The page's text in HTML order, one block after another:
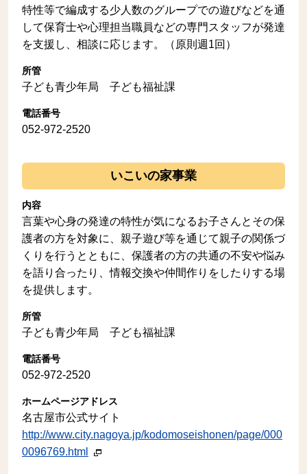
特性等で編成する少人数のグループでの遊びなどを通
して保育士や心理担当職員などの専門スタッフが発達
を支援し、相談に応じます。（原則週1回）
所管
子ども青少年局 子ども福祉課
電話番号
052-972-2520
いこいの家事業
内容
言葉や心身の発達の特性が気になるお子さんとその保
護者の方を対象に、親子遊び等を通じて親子の関係づ
くりを行うとともに、保護者の方の共通の不安や悩み
を語り合ったり、情報交換や仲間作りをしたりする場
を提供します。
所管
子ども青少年局 子ども福祉課
電話番号
052-972-2520
ホームページアドレス
名古屋市公式サイト
http://www.city.nagoya.jp/kodomoseishonen/page/000
0096769.html